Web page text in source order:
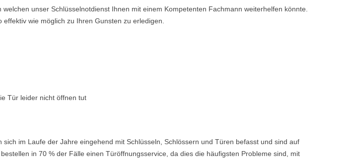
unser Schlüsselnotdienst Ihnen mit einem Kompetenten Fachmann weiterhelfen könnte.
wie möglich zu Ihren Gunsten zu erledigen.
Tür leider nicht öffnen tut
im Laufe der Jahre eingehend mit Schlüsseln, Schlössern und Türen befasst und sind auf
in 70 % der Fälle einen Türöffnungsservice, da dies die häufigsten Probleme sind, mit